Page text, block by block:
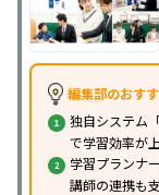
編集部のおす
独自システム
で学習効率が
学習プランナ
講師の連携も